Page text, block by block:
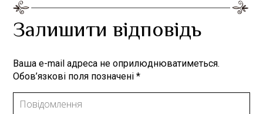
Залишити відповідь
Ваша e-mail адреса не оприлюднюватиметься.
Обов’язкові поля позначені*